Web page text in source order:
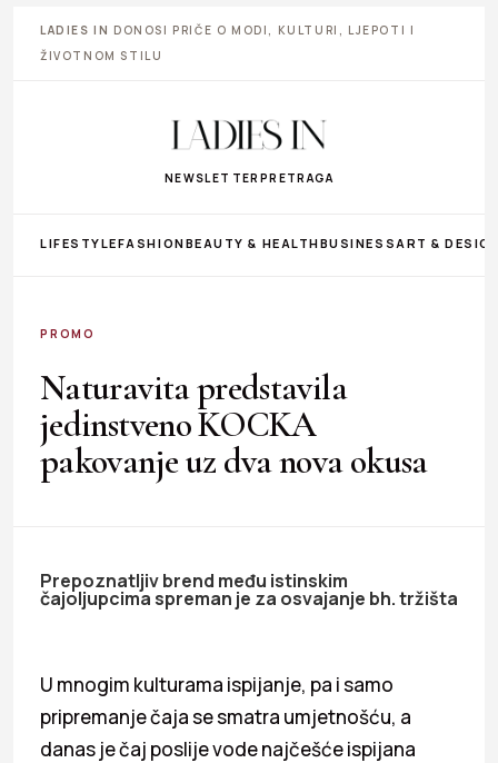
LADIES IN DONOSI PRIČE O MODI, KULTURI, LJEPOTI I
ŽIVOTNOM STILU
NEWSLETTER PRETRAGA
LIFESTYLEFASHIONBEAUTY & HEALTHBUSINESS ART &
PROMO
Naturavita predstavila
jedinstveno KOCKA
pakovanje uz dva nova okusa
Prepoznatljiv brend među istinskim
čajoljupcima spreman je za osvajanje bh. tržišta
U mnogim kulturama ispijanje, pa i samo
pripremanje čaja se smatra umjetnošću, a
danas je čaj poslije vode najčešće ispijana